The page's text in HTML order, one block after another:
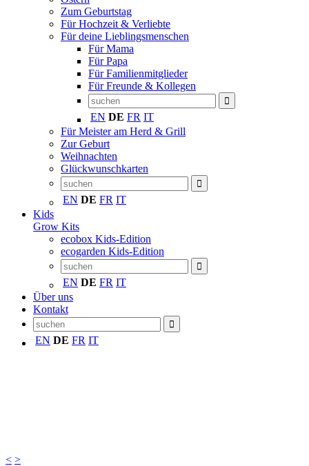
Zum Geburtstag
Für Hochzeit & Verliebte
Für deine Lieblingsmenschen
Für Mama
Für Papa
Für Familienmitglieder
Für Freunde & Kollegen
EN DE FR IT
Für Meister am Herd & Grill
Zur Geburt
Weihnachten
Glückwunschkarten
EN DE FR IT
Kids
Grow Kits
ecobox Kids-Edition
ecogarden Kids-Edition
EN DE FR IT
Über uns
Kontakt
EN DE FR IT
< >